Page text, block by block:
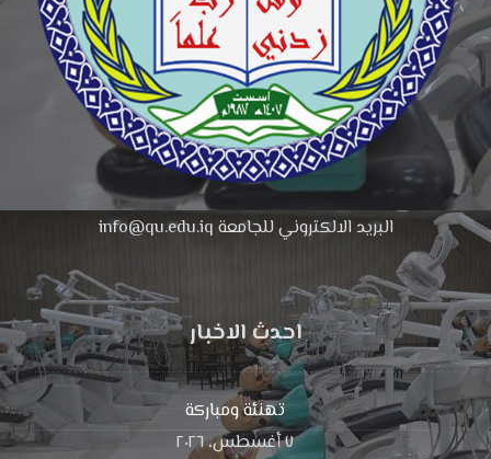
البريد الالكتروني للجامعة info@qu.edu.iq
احدث الاخبار
تهنئة ومباركة
٧ أغسطس، ٢٠٢٦